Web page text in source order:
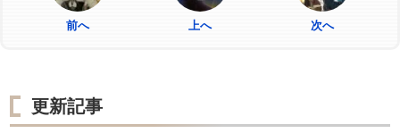
前へ 上へ 次へ
更新記事